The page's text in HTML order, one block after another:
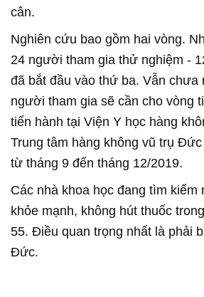
cân.
Nghiên cứu bao gồm hai vòng.
24 người tham gia thử nghiệm -
đã bắt đầu vào thứ ba. Vẫn chưa
người tham gia sẽ cần cho vòng
tiến hành tại Viện Y học hàng
Trung tâm hàng không vũ trụ
từ tháng 9 đến tháng 12/2019.
Các nhà khoa học đang tìm kiếm
khỏe mạnh, không hút thuốc
55. Điều quan trọng nhất là phải
Đức.